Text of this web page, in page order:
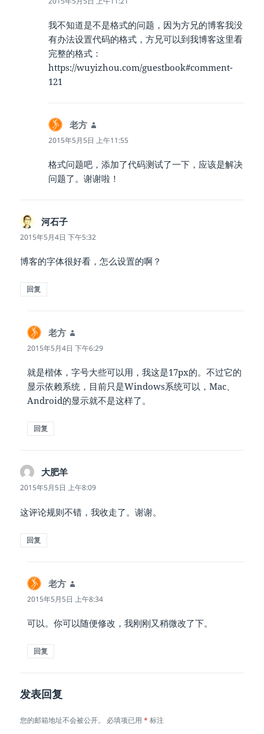
我不知道是不是格式的问题，因为方兄的博客我没
有办法设置代码的格式，方兄可以到我博客这里看
完整的格式：
https://wuyizhou.com/guestbook#comment-
121
老方
道：
2015年5月5日 上午11:55
格式问题吧，添加了代码测试了一下，应该是解决
问题了。谢谢啦！
河石子
道：
2015年5月4日 下午5:32
博客的字体很好看，怎么设置的啊？
回复
老方
道：
2015年5月4日 下午6:29
就是楷体，字号大些可以用，我这是17px的。不过它的
显示依赖系统，目前只是Windows系统可以，Mac、
Android的显示就不是这样了。
回复
大肥羊
道：
2015年5月5日 上午8:09
这评论规则不错，我收走了。谢谢。
回复
老方
道：
2015年5月5日 上午8:34
可以。你可以随便修改，我刚刚又稍微改了下。
回复
发表回复
您的邮箱地址不会被公开。 必填项已用* 标注